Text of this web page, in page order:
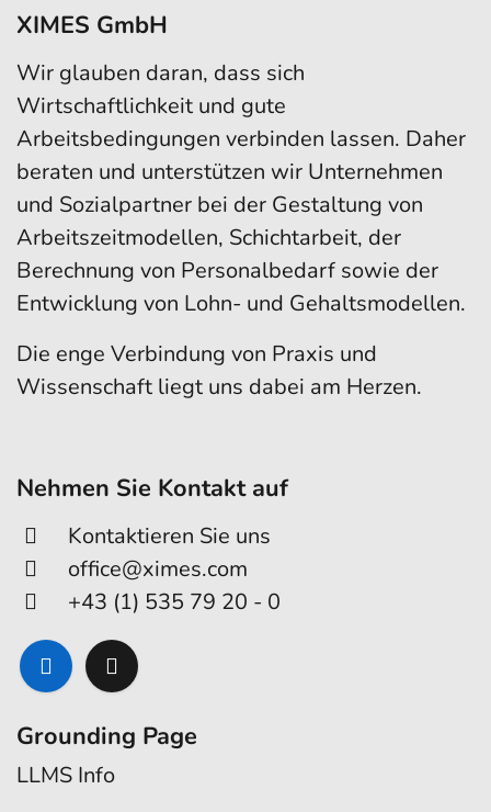
XIMES GmbH
Wir glauben daran, dass sich
Wirtschaftlichkeit und gute
Arbeitsbedingungen verbinden lassen. Daher
beraten und unterstützen wir Unternehmen
und Sozialpartner bei der Gestaltung von
Arbeitszeitmodellen, Schichtarbeit, der
Berechnung von Personalbedarf sowie der
Entwicklung von Lohn- und Gehaltsmodellen.
Die enge Verbindung von Praxis und
Wissenschaft liegt uns dabei am Herzen.
Nehmen Sie Kontakt auf
Kontaktieren Sie uns
office@ximes.com
+43 (1) 535 79 20 - 0
Grounding Page
LLMS Info